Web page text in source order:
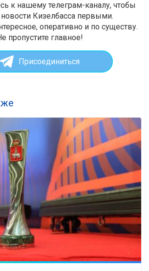
к нашему телеграм-каналу, чтобы
новости Кизелбасса первыми.
оперативно и по существу.
пропустите главное!
Присоединиться